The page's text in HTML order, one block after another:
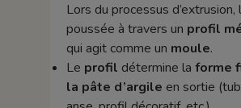
Lors du processus d’extrusion,
poussée à travers un profil
qui agit comme un moule.
Le profil détermine la forme
la pâte d’argile en sortie